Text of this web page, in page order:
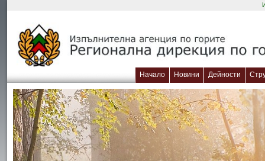
Начало Новини Дейности